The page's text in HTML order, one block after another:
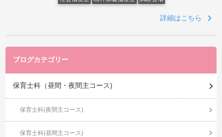
詳細はこちら
ブログカテゴリー
保育士科（昼間・夜間主コース)
保育士科(夜間主コース)
保育士科(昼間主コース)